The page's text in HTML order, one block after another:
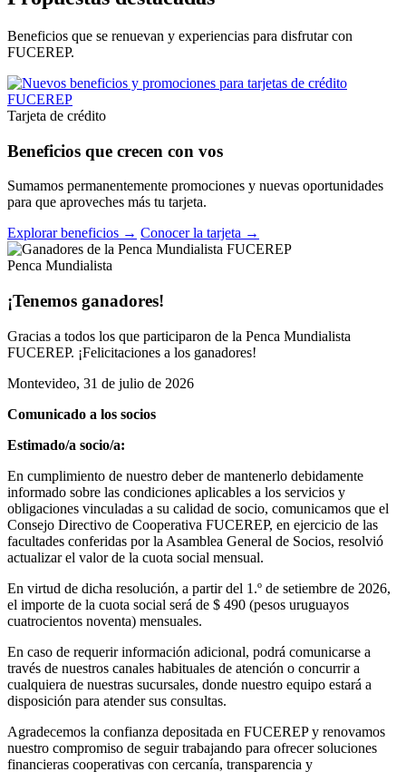
Beneficios que se renuevan y experiencias para disfrutar con
FUCEREP.
Tarjeta de crédito
Beneficios que crecen con vos
Sumamos permanentemente promociones y nuevas oportunidades
para que aproveches más tu tarjeta.
Explorar beneficios → Conocer la tarjeta →
Penca Mundialista
¡Tenemos ganadores!
Gracias a todos los que participaron de la Penca Mundialista
FUCEREP. ¡Felicitaciones a los ganadores!
Montevideo, 31 de julio de 2026
Comunicado a los socios
Estimado/a socio/a:
En cumplimiento de nuestro deber de mantenerlo debidamente
informado sobre las condiciones aplicables a los servicios y
obligaciones vinculadas a su calidad de socio, comunicamos que el
Consejo Directivo de Cooperativa FUCEREP, en ejercicio de las
facultades conferidas por la Asamblea General de Socios, resolvió
actualizar el valor de la cuota social mensual.
En virtud de dicha resolución, a partir del 1.º de setiembre de 2026,
el importe de la cuota social será de $ 490 (pesos uruguayos
cuatrocientos noventa) mensuales.
En caso de requerir información adicional, podrá comunicarse a
través de nuestros canales habituales de atención o concurrir a
cualquiera de nuestras sucursales, donde nuestro equipo estará a
disposición para atender sus consultas.
Agradecemos la confianza depositada en FUCEREP y renovamos
nuestro compromiso de seguir trabajando para ofrecer soluciones
financieras cooperativas con cercanía, transparencia y